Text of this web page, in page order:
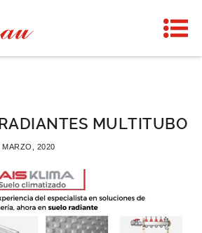
MULTITUBO
MARZO, 2020